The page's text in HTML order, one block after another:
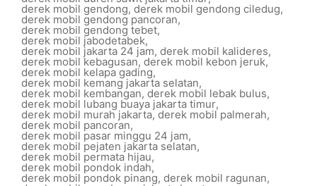
derek mobil gendong, derek mobil gendong ciledug,
derek mobil gendong pancoran,
derek mobil gendong tebet,
derek mobil jabodetabek,
derek mobil jakarta 24 jam, derek mobil kalideres,
derek mobil kebagusan, derek mobil kebon jeruk,
derek mobil kelapa gading,
derek mobil kemang jakarta selatan,
derek mobil kembangan, derek mobil lebak bulus,
derek mobil lubang buaya jakarta timur,
derek mobil murah jakarta, derek mobil palmerah,
derek mobil pancoran,
derek mobil pasar minggu 24 jam,
derek mobil pejaten jakarta selatan,
derek mobil permata hijau,
derek mobil pondok indah,
derek mobil pondok pinang, derek mobil ragunan,